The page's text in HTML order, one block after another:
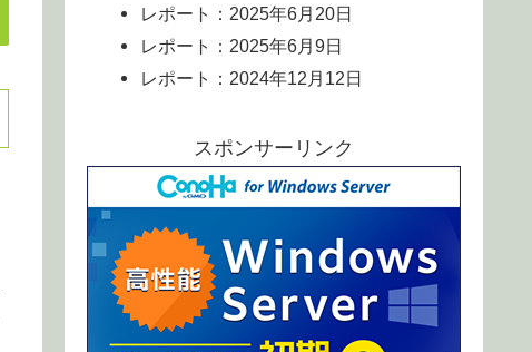
レポート：2025年6月20日
レポート：2025年6月9日
レポート：2024年12月12日
スポンサーリンク